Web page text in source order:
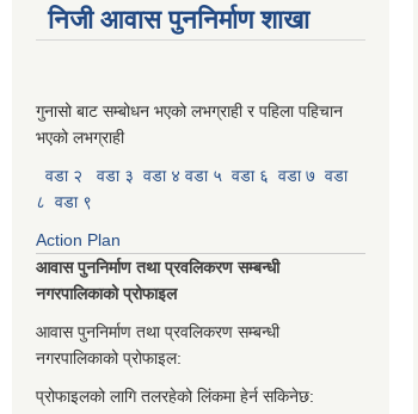
निजी आवास पुननिर्माण शाखा
गुनासो बाट सम्बोधन भएको लभग्राही र पहिला पहिचान
भएको लभग्राही
वडा २
वडा ३ वडा ४ वडा ५ वडा ६ वडा ७ वडा
८ वडा ९
Action Plan
आवास पुननिर्माण तथा प्रवलिकरण सम्बन्धी
नगरपालिकाको प्रोफाइल
आवास पुननिर्माण तथा प्रवलिकरण सम्बन्धी
नगरपालिकाको प्रोफाइल:
प्रोफाइलको लागि तलरहेको लिंकमा हेर्न सकिनेछ: